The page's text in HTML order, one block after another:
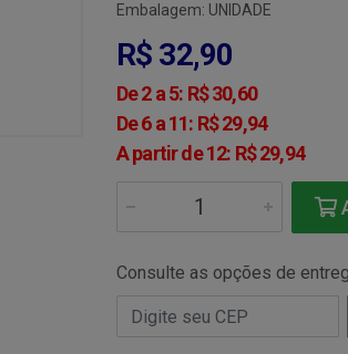
Embalagem: UNIDADE
R$ 32,90
De 2 a 5: R$ 30,60
De 6 a 11: R$ 29,94
A partir de 12: R$ 29,94
Consulte as opções de